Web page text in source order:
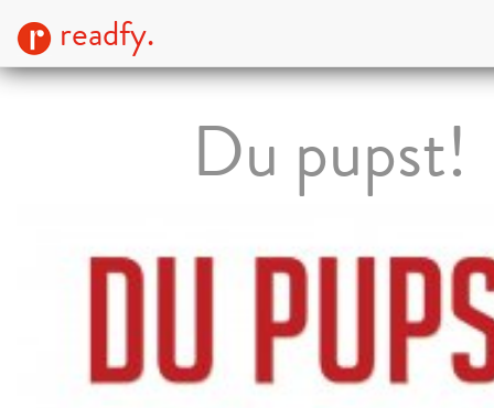
readfy.
Du pupst!